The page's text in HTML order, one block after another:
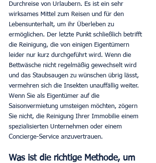
Durchreise von Urlaubern. Es ist ein sehr
wirksames Mittel zum Reisen und für den
Lebensunterhalt, um ihr Überleben zu
ermöglichen. Der letzte Punkt schließlich betrifft
die Reinigung, die von einigen Eigentümern
leider nur kurz durchgeführt wird. Wenn die
Bettwäsche nicht regelmäßig gewechselt wird
und das Staubsaugen zu wünschen übrig lässt,
vermehren sich die Insekten unauffällig weiter.
Wenn Sie als Eigentümer auf die
Saisonvermietung umsteigen möchten, zögern
Sie nicht, die Reinigung Ihrer Immobilie einem
spezialisierten Unternehmen oder einem
Concierge-Service anzuvertrauen.
Was ist die richtige Methode, um